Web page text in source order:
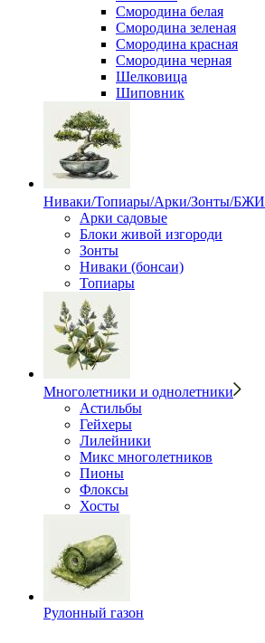
Смородина белая
Смородина зеленая
Смородина красная
Смородина черная
Шелковица
Шиповник
Ниваки/Топиары/Арки/Зонты/БЖИ
Арки садовые
Блоки живой изгороди
Зонты
Ниваки (бонсаи)
Топиары
Многолетники и однолетники
Астильбы
Гейхеры
Лилейники
Микс многолетников
Пионы
Флоксы
Хосты
Рулонный газон